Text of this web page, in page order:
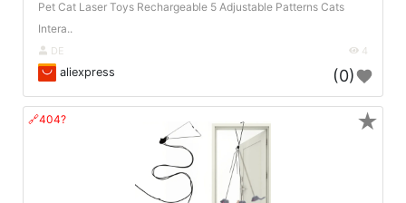
Pet Cat Laser Toys Rechargeable 5 Adjustable Patterns Cats
Intera..
DE 4
aliexpress (0)
🔗404? ★